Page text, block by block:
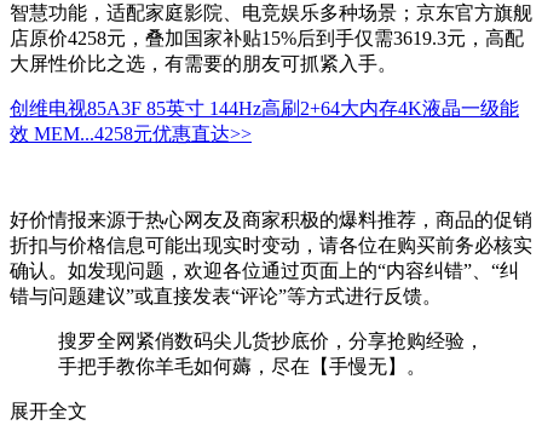
智慧功能，适配家庭影院、电竞娱乐多种场景；京东官方旗舰
店原价4258元，叠加国家补贴15%后到手仅需3619.3元，高配
大屏性价比之选，有需要的朋友可抓紧入手。
创维电视85A3F 85英寸 144Hz高刷2+64大内存4K液晶一级能
效 MEM...4258元优惠直达>>
好价情报来源于热心网友及商家积极的爆料推荐，商品的促销
折扣与价格信息可能出现实时变动，请各位在购买前务必核实
确认。如发现问题，欢迎各位通过页面上的“内容纠错”、“纠
错与问题建议”或直接发表“评论”等方式进行反馈。
搜罗全网紧俏数码尖儿货抄底价，分享抢购经验，
手把手教你羊毛如何薅，尽在【手慢无】。
展开全文